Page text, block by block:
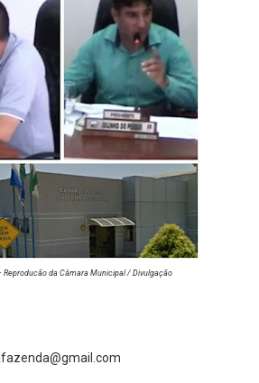
Reproducão da Câmara Municipal / Divulgação